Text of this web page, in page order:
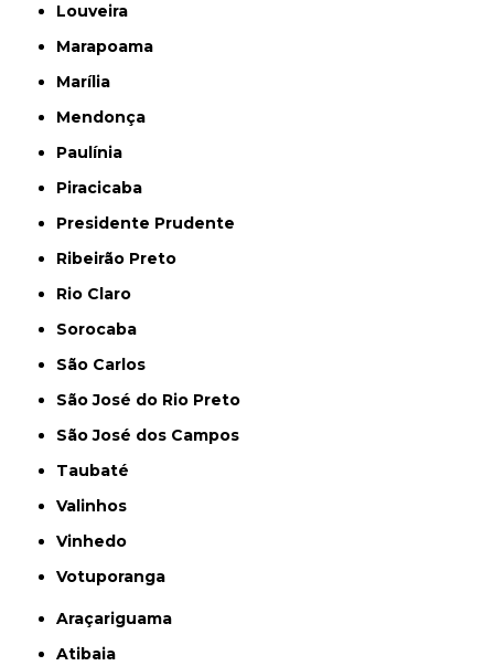
Louveira
Marapoama
Marília
Mendonça
Paulínia
Piracicaba
Presidente Prudente
Ribeirão Preto
Rio Claro
Sorocaba
São Carlos
São José do Rio Preto
São José dos Campos
Taubaté
Valinhos
Vinhedo
Votuporanga
Araçariguama
Atibaia